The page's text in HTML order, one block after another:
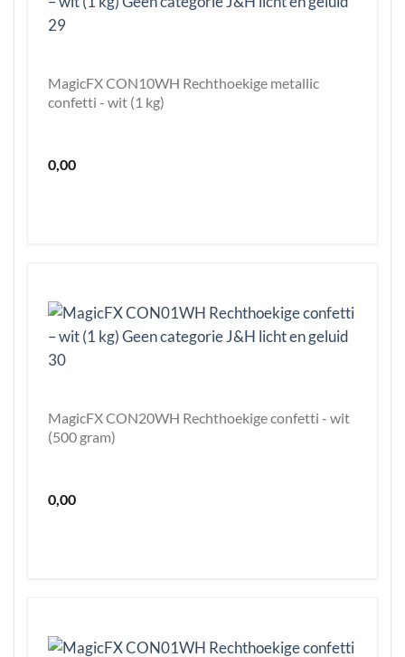
MagicFX CON10WH Rechthoekige metallic
confetti - wit (1 kg)
0,00
MagicFX CON20WH Rechthoekige confetti - wit
(500 gram)
0,00